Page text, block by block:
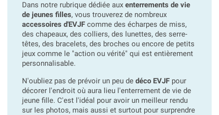
Dans notre rubrique dédiée aux enterrements de vie
de jeunes filles, vous trouverez de nombreux
accessoires d'EVJF comme des écharpes de miss,
des chapeaux, des colliers, des lunettes, des serre-
têtes, des bracelets, des broches ou encore de petits
jeux comme le "action ou vérité" qui est entièrement
personnalisable.
N'oubliez pas de prévoir un peu de déco EVJF pour
décorer l'endroit où aura lieu l'enterrement de vie de
jeune fille. C'est l'idéal pour avoir un meilleur rendu
sur les photos, mais aussi et surtout pour surprendre